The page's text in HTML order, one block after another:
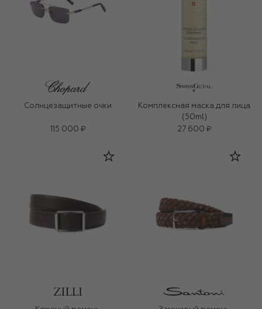
Солнцезащитные очки
115 000 ₽
Комплексная маска для лица
(50ml)
27 600 ₽